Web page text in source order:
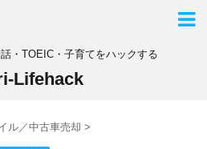
・TOEIC・子育てをハックする
Lifehack
ル／中古車売却 >